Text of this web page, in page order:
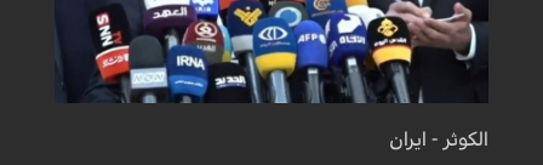
الكوثر - ايران